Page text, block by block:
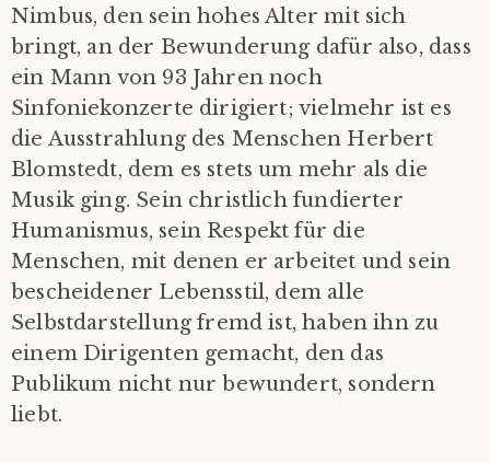
Nimbus, den sein hohes Alter mit sich
bringt, an der Bewunderung dafür also, dass
ein Mann von 93 Jahren noch
Sinfoniekonzerte dirigiert; vielmehr ist es
die Ausstrahlung des Menschen Herbert
Blomstedt, dem es stets um mehr als die
Musik ging. Sein christlich fundierter
Humanismus, sein Respekt für die
Menschen, mit denen er arbeitet und sein
bescheidener Lebensstil, dem alle
Selbstdarstellung fremd ist, haben ihn zu
einem Dirigenten gemacht, den das
Publikum nicht nur bewundert, sondern
liebt.